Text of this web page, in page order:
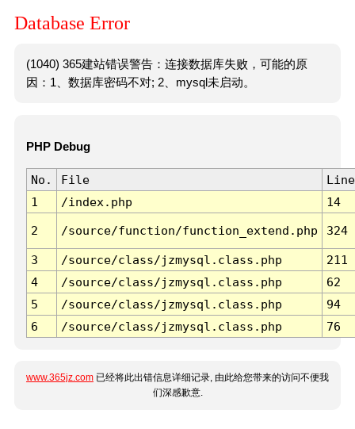
Database Error
(1040) 365建站错误警告：连接数据库失败，可能的原
因：1、数据库密码不对; 2、mysql未启动。
PHP Debug
No. File
Line
1
/index.php 14
2 /source/function/function_extend.php 324
3 /source/class/jzmysql.class.php
211
4
/source/class/jzmysql.class.php
62
5
/source/class/jzmysql.class.php
94
6
/source/class/jzmysql.class.php 76
www.365jz.com 已经将此出错信息详细记录, 由此给您带来的访问不便我
们深感歉意.